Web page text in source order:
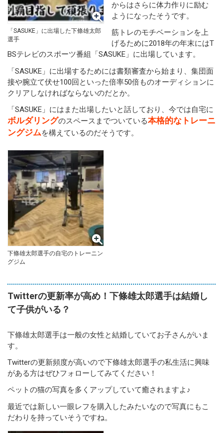
「SASUKE」に出場した下條雄太郎
選手
からはさらに体力作りに励む
ようになったそうです。
筋トレのモチベーションを上
げるために2018年の年末にはT
BSテレビのスポーツ番組「SASUKE」に出場しています。
「SASUKE」に出場するためには書類審査から始まり、集団面
接や腕立て伏せ100回といった倍率50倍ものオーディションに
クリアしなければならないのだとか。
「SASUKE」にはまた出場したいと話しており、今では自宅に
ボルダリングのスペースまでついている本格的なトレーニ
ングジムを構えているのだそうです。
下條雄太郎選手の自宅のトレーニン
グジム
Twitterの更新率が高め！下條雄太郎選手は結婚し
て子供がいる？
下條雄太郎選手は一般の女性と結婚していてお子さんがいま
す。
Twitterの更新頻度が高いので下條雄太郎選手の私生活に興味
がある方はぜひフォローしてみてください！
ペットの猫の写真を多くアップしていて癒されますよ♪
最近では新しい一眼レフを購入したみたいなので写真にもこ
だわりを持っていそうですね。